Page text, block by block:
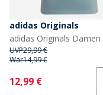
adidas Originals
UVP29,99 €
War14,99 €
Current
12,99 €